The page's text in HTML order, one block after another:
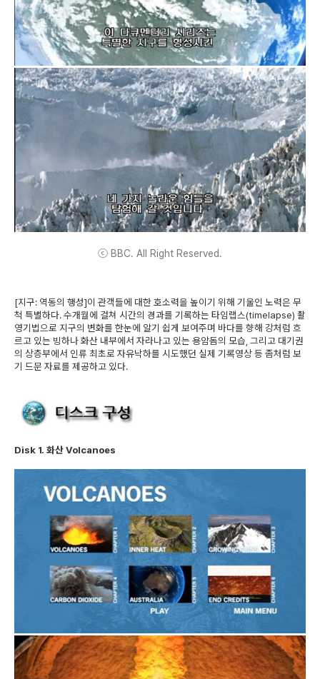
ⓒ BBC. All Right Reserved.
[지구: 역동의 행성]이 관객들에 대한 호소력을 높이기 위해 기울인 노력은 무
척 특별하다. 수개월에 걸쳐 시간의 경과를 기록하는 타임랩스(timelapse) 촬
영기법으로 지구의 변화를 한눈에 알기 쉽게 보여주며 바다를 향해 강처럼 흐
르고 있는 빙하나 화산 내부에서 자라나고 있는 용암돔의 모습, 그리고 대기권
의 상층부에서 인류 최초로 자유낙하를 시도했던 실제 기록영상 등 좀처럼 보
기 드문 자료를 제공하고 있다.
Disk 1. 화산 Volcanoes